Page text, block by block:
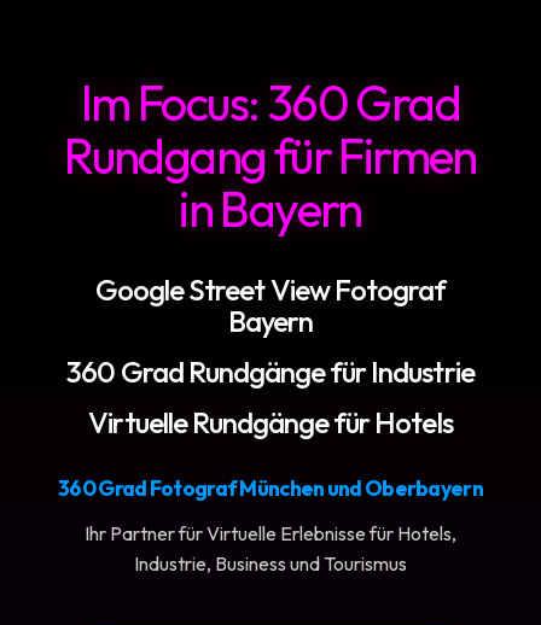
Im Focus: 360 Grad
Rundgang für Firmen
in Bayern
Google Street View Fotograf
Bayern
360 Grad Rundgänge für Industrie
Virtuelle Rundgänge für Hotels
360 Grad Fotograf München und Oberbayern
Ihr Partner für Virtuelle Erlebnisse für Hotels,
Industrie, Business und Tourismus